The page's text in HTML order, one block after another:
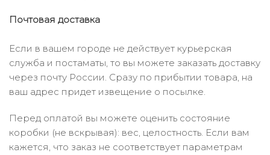
Почтовая доставка
Если в вашем городе не действует курьерская
служба и постаматы, то вы можете заказать доставку
через почту России. Сразу по прибытии товара, на
ваш адрес придет извещение о посылке.
Перед оплатой вы можете оценить состояние
коробки (не вскрывая): вес, целостность. Если вам
кажется, что заказ не соответствует параметрам